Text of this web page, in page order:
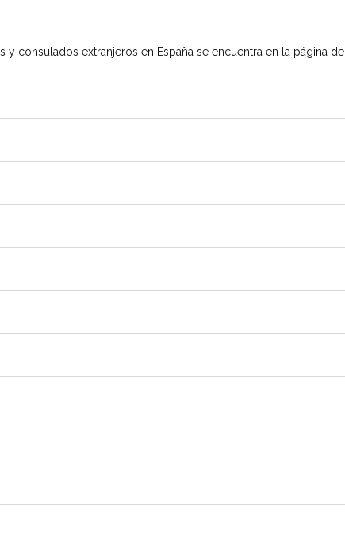
y consulados extranjeros en España se encuentra en la página del